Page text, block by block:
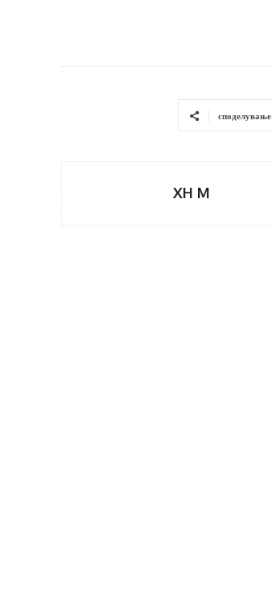
споделување
XH M